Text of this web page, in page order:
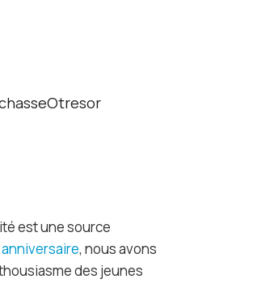
est une source
, nous avons
des jeunes